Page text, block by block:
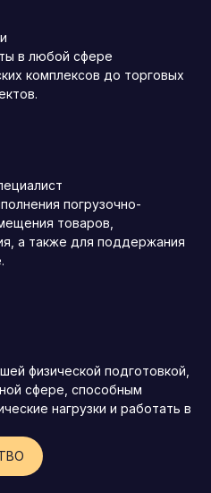
в любой сфере
комплексов до торговых
погрузочно-
товаров,
а также для поддержания
физической подготовкой,
сфере, способным
нагрузки и работать в